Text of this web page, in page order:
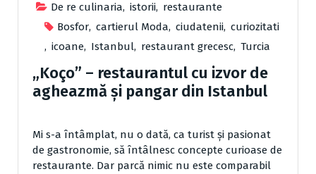
De re culinaria, istorii, restaurante
Bosfor, cartierul Moda, ciudatenii, curiozitati
, icoane, Istanbul, restaurant grecesc, Turcia
„Koço” – restaurantul cu izvor de
agheazmă şi pangar din Istanbul
Mi s-a întâmplat, nu o dată, ca turist şi pasionat
de gastronomie, să întâlnesc concepte curioa­se de
restaurante. Dar parcă nimic nu este comparabil